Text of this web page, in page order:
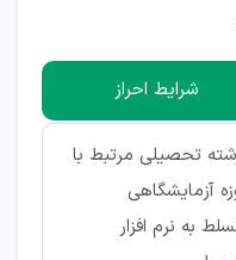
شرایط احراز
تحصیلی مرتبط با
آزمایشگاهی
به نرم افزار